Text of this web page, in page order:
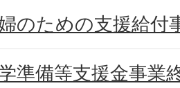
のための支援給付
準備等支援金事業